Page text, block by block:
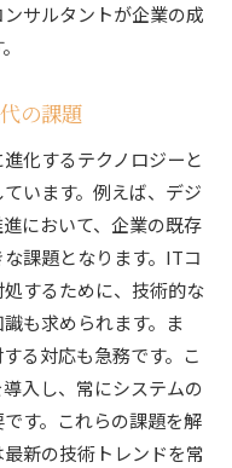
サルタントが企業の成
の課題
化するテクノロジーと
います。例えば、デジ
において、企業の既存
課題となります。ITコ
するために、技術的な
も求められます。ま
る対応も急務です。こ
入し、常にシステムの
す。これらの課題を解
新の技術トレンドを常